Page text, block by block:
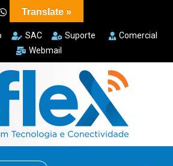
SAC Suporte
Comercial
Webmail
Translate »